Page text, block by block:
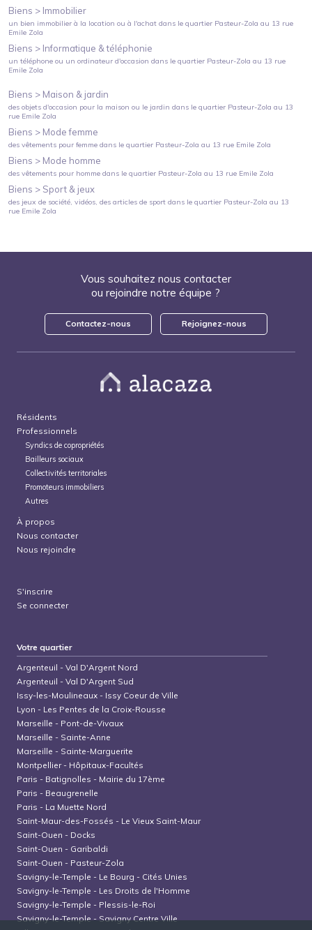
Biens > Immobilier
un bien immobilier à la location ou à l'achat dans le quartier Pasteur-Zola au 13 rue
Emile Zola
Biens > Informatique & téléphonie
un téléphone ou un ordinateur d'occasion dans le quartier Pasteur-Zola au 13 rue
Emile Zola
Biens > Maison & jardin
des objets d'occasion pour la maison ou le jardin dans le quartier Pasteur-Zola au 13
rue Emile Zola
Biens > Mode femme
des vêtements pour femme dans le quartier Pasteur-Zola au 13 rue Emile Zola
Biens > Mode homme
des vêtements pour homme dans le quartier Pasteur-Zola au 13 rue Emile Zola
Biens > Sport & jeux
des jeux de société, vidéos, des articles de sport dans le quartier Pasteur-Zola au 13
rue Emile Zola
Vous souhaitez nous contacter
ou rejoindre notre équipe ?
Contactez-nous Rejoignez-nous
Résidents
Professionnels
Syndics de copropriétés
Bailleurs sociaux
Collectivités territoriales
Promoteurs immobiliers
Autres
À propos
Nous contacter
Nous rejoindre
S'inscrire
Se connecter
Votre quartier
Argenteuil -Val D'Argent Nord
Argenteuil -Val D'Argent Sud
Issy-les-Moulineaux - Issy Coeur de Ville
Lyon - Les Pentes de la Croix-Rousse
Marseille - Pont-de-Vivaux
Marseille - Sainte-Anne
Marseille - Sainte-Marguerite
Montpellier- Hôpitaux-Facultés
Paris - Batignolles - Mairie du 17ème
Paris - Beaugrenelle
Paris - La Muette Nord
Saint-Maur-des-Fossés - Le Vieux Saint-Maur
Saint-Ouen - Docks
Saint-Ouen - Garibaldi
Saint-Ouen - Pasteur-Zola
Savigny-le-Temple - Le Bourg - Cités Unies
Savigny-le-Temple - Les Droits de l'Homme
Savigny-le-Temple - Plessis-le-Roi
Savigny-le-Temple-Savigny Centre Ville